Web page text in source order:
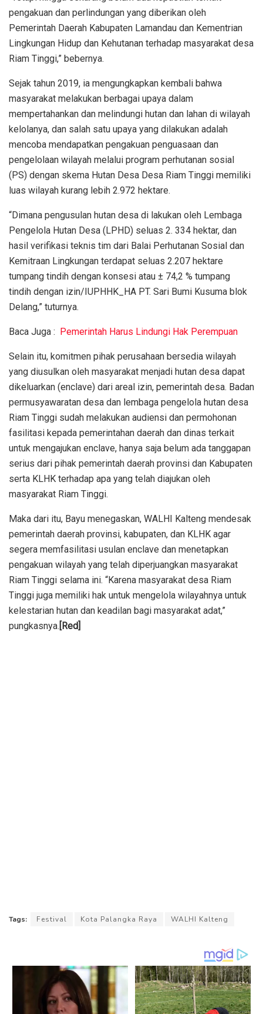
pengakuan dan perlindungan yang diberikan oleh
Pemerintah Daerah Kabupaten Lamandau dan Kementrian
Lingkungan Hidup dan Kehutanan terhadap masyarakat desa
Riam Tinggi,” bebernya.
Sejak tahun 2019, ia mengungkapkan kembali bahwa
masyarakat melakukan berbagai upaya dalam
mempertahankan dan melindungi hutan dan lahan di wilayah
kelolanya, dan salah satu upaya yang dilakukan adalah
mencoba mendapatkan pengakuan penguasaan dan
pengelolaan wilayah melalui program perhutanan sosial
(PS) dengan skema Hutan Desa Desa Riam Tinggi memiliki
luas wilayah kurang lebih 2.972 hektare.
“Dimana pengusulan hutan desa di lakukan oleh Lembaga
Pengelola Hutan Desa (LPHD) seluas 2. 334 hektar, dan
hasil verifikasi teknis tim dari Balai Perhutanan Sosial dan
Kemitraan Lingkungan terdapat seluas 2.207 hektare
tumpang tindih dengan konsesi atau ± 74,2 % tumpang
tindih dengan izin/IUPHHK_HA PT. Sari Bumi Kusuma blok
Delang,” tuturnya.
Baca Juga : Pemerintah Harus Lindungi Hak Perempuan
Selain itu, komitmen pihak perusahaan bersedia wilayah
yang diusulkan oleh masyarakat menjadi hutan desa dapat
dikeluarkan (enclave) dari areal izin, pemerintah desa. Badan
permusyawaratan desa dan lembaga pengelola hutan desa
Riam Tinggi sudah melakukan audiensi dan permohonan
fasilitasi kepada pemerintahan daerah dan dinas terkait
untuk mengajukan enclave, hanya saja belum ada tanggapan
serius dari pihak pemerintah daerah provinsi dan Kabupaten
serta KLHK terhadap apa yang telah diajukan oleh
masyarakat Riam Tinggi.
Maka dari itu, Bayu menegaskan, WALHI Kalteng mendesak
pemerintah daerah provinsi, kabupaten, dan KLHK agar
segera memfasilitasi usulan enclave dan menetapkan
pengakuan wilayah yang telah diperjuangkan masyarakat
Riam Tinggi selama ini. “Karena masyarakat desa Riam
Tinggi juga memiliki hak untuk mengelola wilayahnya untuk
kelestarian hutan dan keadilan bagi masyarakat adat,”
pungkasnya. [Red]
Tags: Festival Kota Palangka Raya WALHI Kalteng